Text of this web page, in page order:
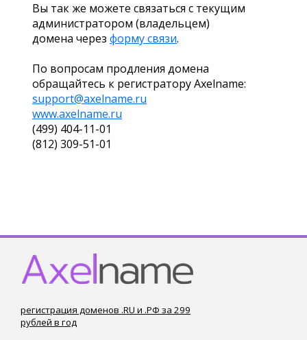
Вы так же можете связаться с текущим
администратором (владельцем)
домена через форму связи.
По вопросам продления домена
обращайтесь к регистратору Axelname:
support@axelname.ru
www.axelname.ru
(499) 404-11-01
(812) 309-51-01
регистрация доменов .RU и .РФ за 299
рублей в год